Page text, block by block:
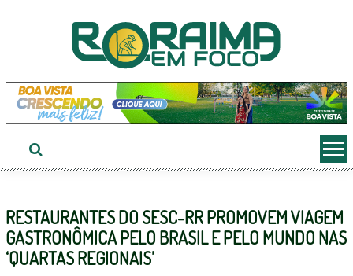
RESTAURANTES DO SESC-RR PROMOVEM VIAGEM
GASTRONÔMICA PELO BRASIL E PELO MUNDO NAS
‘QUARTAS REGIONAIS’